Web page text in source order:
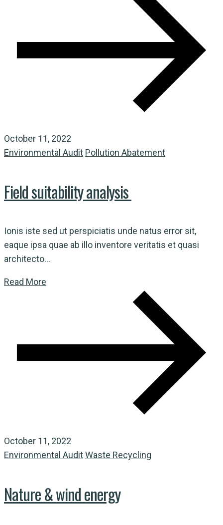
October 11, 2022
Environmental Audit Pollution Abatement
Field suitability analysis
Ionis iste sed ut perspiciatis unde natus error sit,
eaque ipsa quae ab illo inventore veritatis et quasi
architecto...
Read More
October 11, 2022
Environmental AuditWaste Recycling
Nature & wind energy